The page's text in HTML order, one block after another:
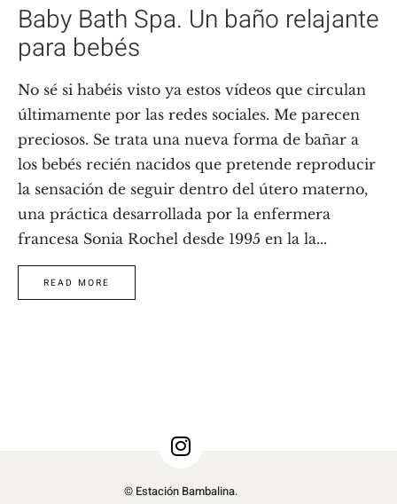
Baby Bath Spa. Un baño relajante
para bebés
No sé si habéis visto ya estos vídeos que circulan
últimamente por las redes sociales. Me parecen
preciosos. Se trata una nueva forma de bañar a
los bebés recién nacidos que pretende reproducir
la sensación de seguir dentro del útero materno,
una práctica desarrollada por la enfermera
francesa Sonia Rochel desde 1995 en la la...
READ MORE
© Estación Bambalina.